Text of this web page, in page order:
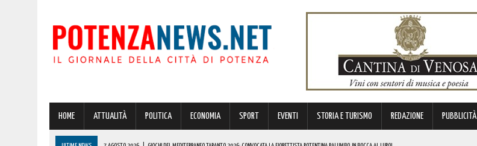
HOME ATTUALITÀ POLITICA ECONOMIA SPORT EVENTI STORIA E TURISMO REDAZIONE PUBBLICITÀ